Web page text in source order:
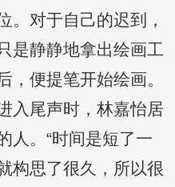
。对于自己的迟到，
是静静地拿出绘画工
，便提笔开始绘画。
入尾声时，林嘉怡居
人。“时间是短了一
构思了很久，所以很